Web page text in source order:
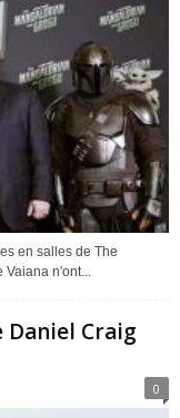
en salles de The
Vaiana n'ont...
Daniel Craig
0